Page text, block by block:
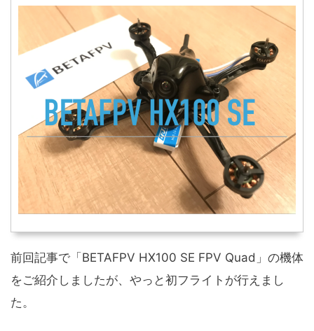
前回記事で「BETAFPV HX100 SE FPV Quad」の機体
をご紹介しましたが、やっと初フライトが行えまし
た。